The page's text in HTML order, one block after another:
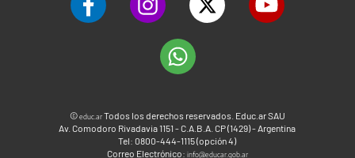
©educ.arTodos los derechos reservados. Educ.ar SAU
Av. Comodoro Rivadavia 1151 - C.A.B.A. CP (1429) - Argentina
Tel: 0800-444-1115 (opción 4)
Correo Electrónico: info@educar.gob.ar